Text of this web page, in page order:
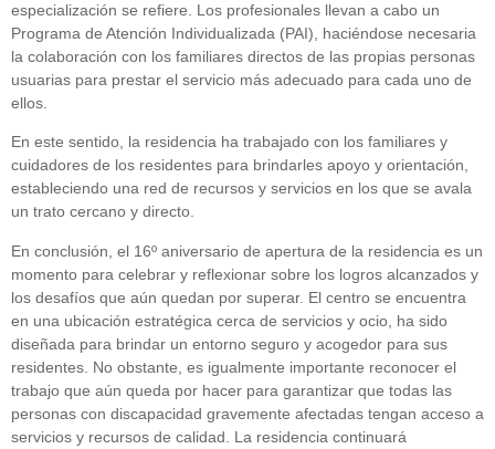
especialización se refiere. Los profesionales llevan a cabo un
Programa de Atención Individualizada (PAI), haciéndose necesaria
la colaboración con los familiares directos de las propias personas
usuarias para prestar el servicio más adecuado para cada uno de
ellos.
En este sentido, la residencia ha trabajado con los familiares y
cuidadores de los residentes para brindarles apoyo y orientación,
estableciendo una red de recursos y servicios en los que se avala
un trato cercano y directo.
En conclusión, el 16º aniversario de apertura de la residencia es un
momento para celebrar y reflexionar sobre los logros alcanzados y
los desafíos que aún quedan por superar. El centro se encuentra
en una ubicación estratégica cerca de servicios y ocio, ha sido
diseñada para brindar un entorno seguro y acogedor para sus
residentes. No obstante, es igualmente importante reconocer el
trabajo que aún queda por hacer para garantizar que todas las
personas con discapacidad gravemente afectadas tengan acceso a
servicios y recursos de calidad. La residencia continuará